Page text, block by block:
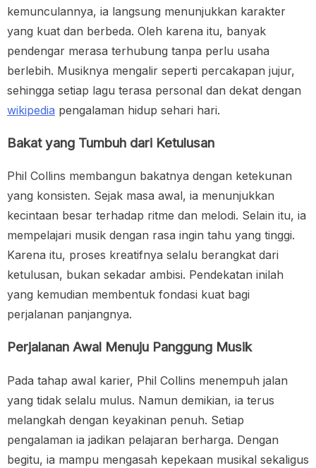
kemunculannya, ia langsung menunjukkan karakter
yang kuat dan berbeda. Oleh karena itu, banyak
pendengar merasa terhubung tanpa perlu usaha
berlebih. Musiknya mengalir seperti percakapan jujur,
sehingga setiap lagu terasa personal dan dekat dengan
wikipedia pengalaman hidup sehari hari.
Bakat yang Tumbuh dari Ketulusan
Phil Collins membangun bakatnya dengan ketekunan
yang konsisten. Sejak masa awal, ia menunjukkan
kecintaan besar terhadap ritme dan melodi. Selain itu, ia
mempelajari musik dengan rasa ingin tahu yang tinggi.
Karena itu, proses kreatifnya selalu berangkat dari
ketulusan, bukan sekadar ambisi. Pendekatan inilah
yang kemudian membentuk fondasi kuat bagi
perjalanan panjangnya.
Perjalanan Awal Menuju Panggung Musik
Pada tahap awal karier, Phil Collins menempuh jalan
yang tidak selalu mulus. Namun demikian, ia terus
melangkah dengan keyakinan penuh. Setiap
pengalaman ia jadikan pelajaran berharga. Dengan
begitu, ia mampu mengasah kepekaan musikal sekaligus